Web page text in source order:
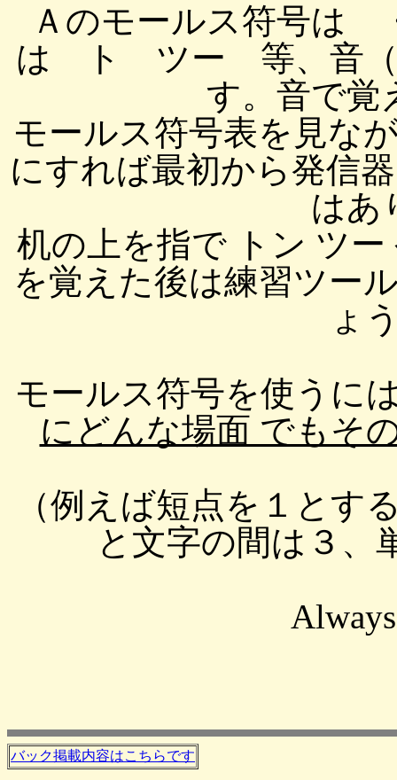
Ａのモールス符号は
は ト ツー 等、音
す。音で覚
モールス符号表を見な
にすれば最初から発信
はあ
机の上を指で トン ツ
を覚えた後は練習ツー
ょ
モールス符号を使うに
にどんな場面 でもそ
（例えば短点を１とす
と文字の間は３、
バック掲載内容はこちらです